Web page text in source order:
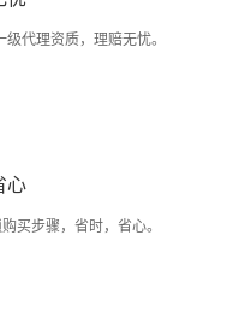
代理资质，理赔无忧。
心
买步骤，省时，省心。